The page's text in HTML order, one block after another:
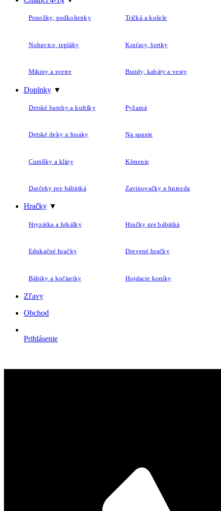
Ponožky, podkolienky Tričká a košele
Nohavice, tepláky Kraťasy, šortky
Mikiny a svetre Bundy, kabáty a vesty
Doplnky ▼
Detské batohy a kufríky Pyžamá
Detské deky a fusaky Na spanie
Cumlíky a klipy Kŕmenie
Darčeky pre bábätká Zavinovačky a hniezda
Hračky ▼
Hryzátka a hrkálky Hračky pre bábätká
Edukačné hračky Drevené hračky
Bábiky a kočiariky Hojdacie koníky
Zľavy
Obchod
Prihlásenie